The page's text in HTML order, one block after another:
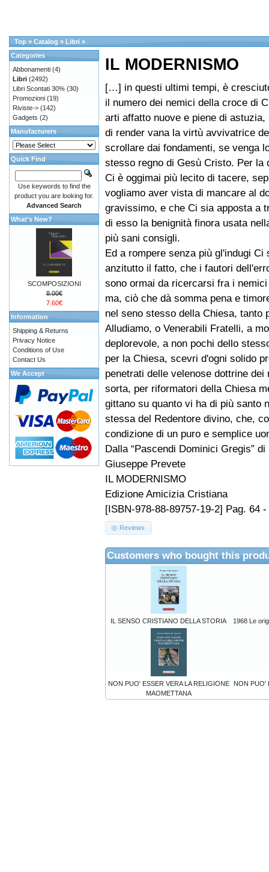
Top » Catalog » Libri »
IL MODERNISMO
[…] in questi ultimi tempi, è
il numero dei nemici della croce di
arti affatto nuove e piene di
di render vana la virtù avvivatrice
scrollare dai fondamenti, se venga
stesso regno di Gesù Cristo. Per la
Ci è oggimai più lecito di tacere,
vogliamo aver vista di mancare al
gravissimo, e che Ci sia apposta a
di esso la benignità finora usata
più sani consigli.
Ed a rompere senza più gl'indugi Ci
anzitutto il fatto, che i fautori
sono ormai da ricercarsi fra i
ma, ciò che dà somma pena e
nel seno stesso della Chiesa, tanto
Alludiamo, o Venerabili Fratelli, a
deplorevole, a non pochi dello
per la Chiesa, scevri d'ogni solido
penetrati delle velenose dottrine
sorta, per riformatori della Chiesa
gittano su quanto vi ha di più santo
stessa del Redentore divino, che,
condizione di un puro e semplice
Dalla “Pascendi Dominici Gregis”
Giuseppe Prevete
IL MODERNISMO
Edizione Amicizia Cristiana
[ISBN-978-88-89757-19-2] Pag. 64
Reviews
Customers who bought this
IL SENSO CRISTIANO DELLA STORIA 1968 Le
NON PUO' ESSER VERA LA RELIGIONE
MAOMETTANA
NON PUO'
Categories
Abbonamenti (4)
Libri (2492)
Libri Scontati 30% (30)
Promozioni (19)
Riviste-> (142)
Gadgets (2)
Manufacturers
Quick Find
Use keywords to find the
product you are looking for.
Advanced Search
What's New?
SCOMPOSIZIONI
8.00€
7.60€
Information
Shipping & Returns
Privacy Notice
Conditions of Use
Contact Us
We Accept